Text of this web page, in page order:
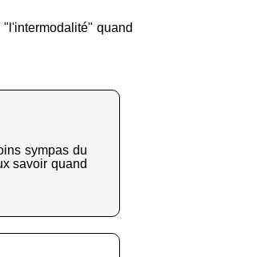
quand
sympas du
savoir quand